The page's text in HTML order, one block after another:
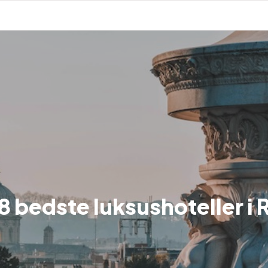
bedste luksushoteller i